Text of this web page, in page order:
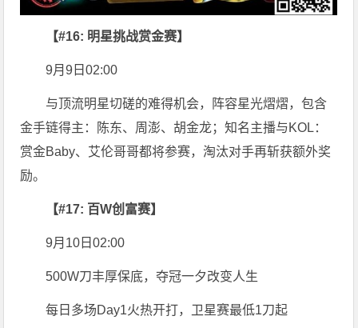
【#16: 明星挑战赏金赛】
9月9日02:00
与顶流明星切磋的难得机会，阵容星光熠熠，包含
金手链得主：陈东、周澎、胡金龙；知名主播与KOL：
赏金Baby、艾伦哥哥都将参赛，淘汰对手再斩获额外奖
励。
【#17: 百W创富赛】
9月10日02:00
500W刀丰厚保底，夺冠一夕改变人生
每日多场Day1火热开打，卫星赛最低1刀起